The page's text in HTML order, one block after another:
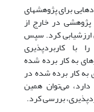
برای پژوهشهای
پژوهشی در خارج از
ارزشیابی کرد. سپس
با کاربردپذیری
به کار برده شده
به کار برده شده در
دارد، می‌توان همین
بررسی کرد.